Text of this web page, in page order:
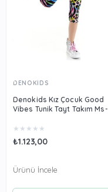
DENOKİDS
Denokids Kız Çocuk Good
Vibes Tunik Tayt Takım Ms-
★ ★ ★ ★ ★
₺1.123,00
Ürünü İncele